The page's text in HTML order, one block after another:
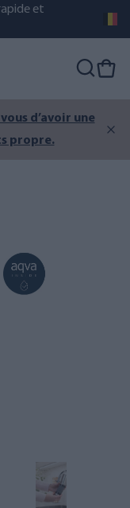
et
d’avoir une
propre.